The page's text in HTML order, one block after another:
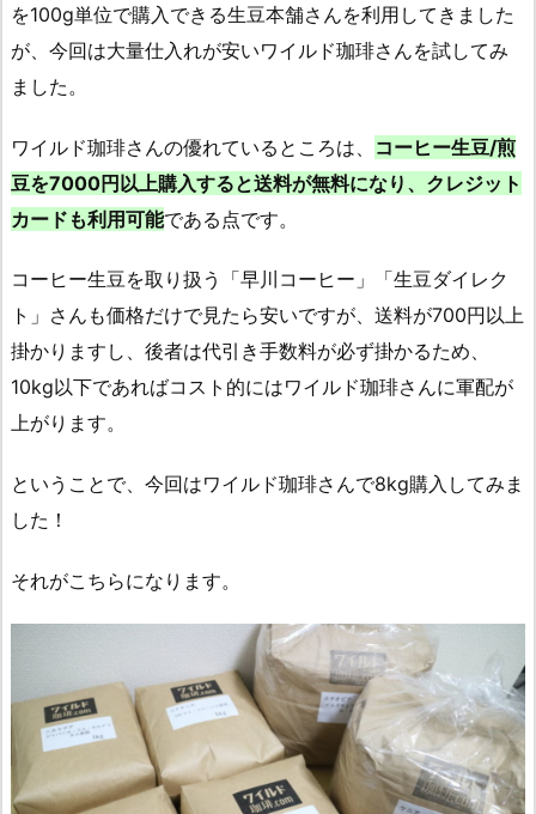
を100g単位で購入できる生豆本舗さんを利用してきました
が、今回は大量仕入れが安いワイルド珈琲さんを試してみ
ました。
ワイルド珈琲さんの優れているところは、 コーヒー生豆/煎
豆を7000円以上購入すると送料が無料になり、クレジット
カードも利用可能である点です。
コーヒー生豆を取り扱う「早川コーヒー」「生豆ダイレク
ト」さんも価格だけで見たら安いですが、送料が700円以上
掛かりますし、後者は代引き手数料が必ず掛かるため、
10kg以下であればコスト的にはワイルド珈琲さんに軍配が
上がります。
ということで、今回はワイルド珈琲さんで8kg購入してみま
した！
それがこちらになります。